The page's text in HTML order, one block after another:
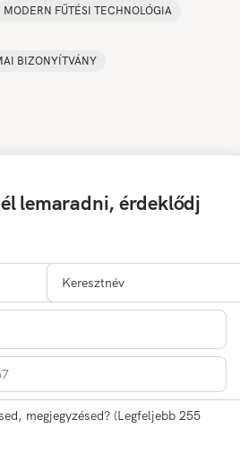
MODERN FŰTÉSI TECHNOLÓGIA
BIZONYÍTVÁNY
lemaradni, érdeklődj